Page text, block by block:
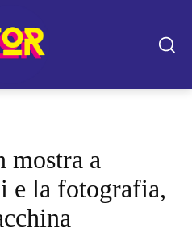
mostra a
e la fotografia,